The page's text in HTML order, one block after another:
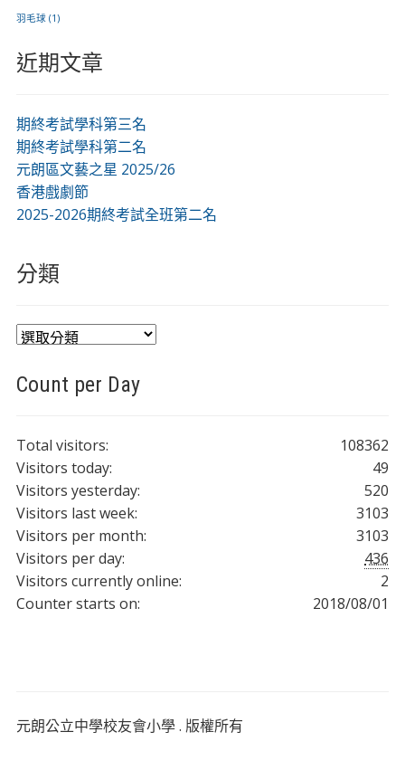
羽毛球(1)
近期文章
期終考試學科第三名
期終考試學科第二名
元朗區文藝之星 2025/26
香港戲劇節
2025-2026期終考試全班第二名
分類
分
Count per Day
108362
Total visitors:
49
Visitors today:
520
Visitors yesterday:
3103
Visitors last week:
3103
Visitors per month:
436
Visitors per day:
2
Visitors currently online:
2018/08/01
Counter starts on:
元朗公立中學校友會小學 . 版權所有